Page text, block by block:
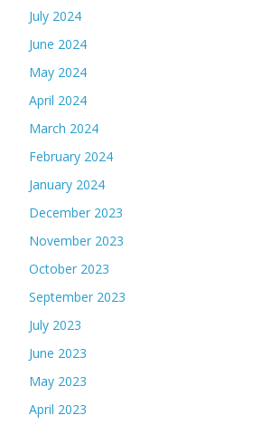
July 2024
June 2024
May 2024
April 2024
March 2024
February 2024
January 2024
December 2023
November 2023
October 2023
September 2023
July 2023
June 2023
May 2023
April 2023